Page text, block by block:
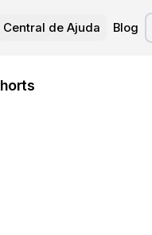
Central de Ajuda Blog